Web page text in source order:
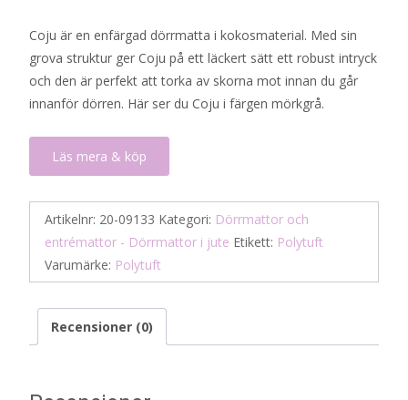
Coju är en enfärgad dörrmatta i kokosmaterial. Med sin
grova struktur ger Coju på ett läckert sätt ett robust intryck
och den är perfekt att torka av skorna mot innan du går
innanför dörren. Här ser du Coju i färgen mörkgrå.
Läs mera & köp
Artikelnr: 20-09133 Kategori: Dörrmattor och
entrémattor - Dörrmattor i jute Etikett: Polytuft
Varumärke: Polytuft
Recensioner (0)